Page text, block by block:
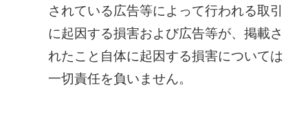
されている広告等によって行われる取引
に起因する損害および広告等が、掲載さ
れたこと自体に起因する損害については
一切責任を負いません。